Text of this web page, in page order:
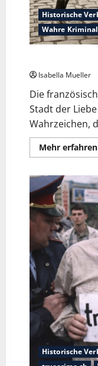
Historische
Wahre
Isabella Mueller
Die
Stadt der
Wahrzeichen,
Mehr erfahren
Historische